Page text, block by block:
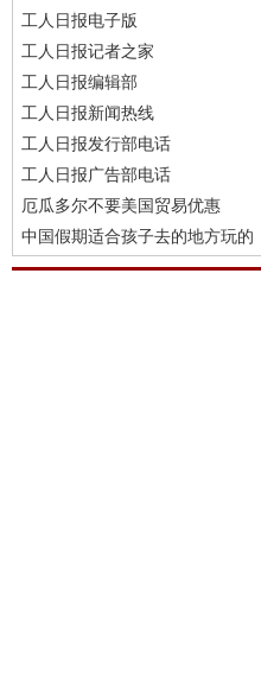
工人日报电子版
工人日报记者之家
工人日报编辑部
工人日报新闻热线
工人日报发行部电话
工人日报广告部电话
厄瓜多尔不要美国贸易优惠
中国假期适合孩子去的地方玩的